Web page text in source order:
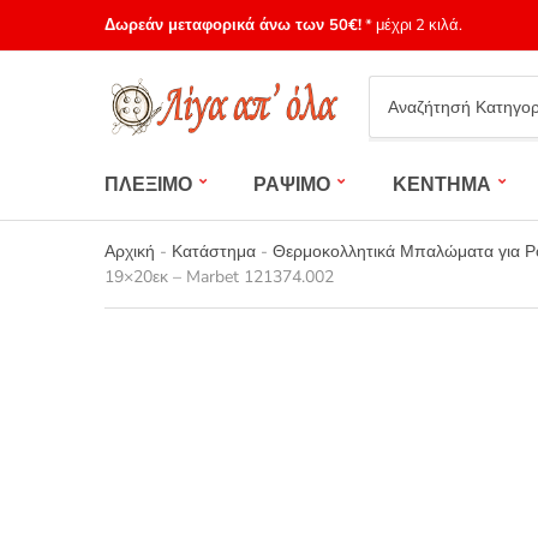
Δωρεάν μεταφορικά άνω των 50€!* μέχρι 2 κιλά.
Category
name
ΠΛΕΞΙΜΟ ΡΑΨΙΜΟ ΚΕΝΤΗΜΑ
Αρχική - Κατάστημα - Θερμοκολλητικά Μπαλώματα για
19×20εκ – Marbet 121374.002